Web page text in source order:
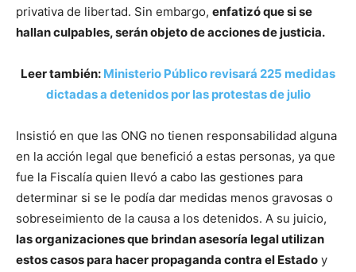
privativa de libertad. Sin embargo, enfatizó que si se
hallan culpables, serán objeto de acciones de justicia.
Leer también: Ministerio Público revisará 225 medidas
dictadas a detenidos por las protestas de julio
Insistió en que las ONG no tienen responsabilidad alguna
en la acción legal que benefició a estas personas, ya que
fue la Fiscalía quien llevó a cabo las gestiones para
determinar si se le podía dar medidas menos gravosas o
sobreseimiento de la causa a los detenidos. A su juicio,
las organizaciones que brindan asesoría legal utilizan
estos casos para hacer propaganda contra el Estado y